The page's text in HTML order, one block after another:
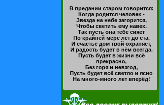
В предании старом говорится:
Когда родится человек -
Звезда на небе загорится,
Чтобы светить ему навек.
Так пусть она тебе сияет
По крайней мере лет до ста,
И счастье дом твой охраняет,
И радость будет в нём всегда.
Пусть будет в жизни всё
прекрасно,
Без горя и невзгод,
Пусть будет всё светло и ясно
На много-много лет вперёд!